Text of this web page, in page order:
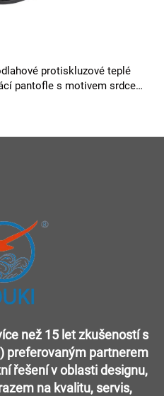
protiskluzové teplé
pantofle s motivem srdce a
než 15 let zkušeností s
preferovaným partnerem
řešení v oblasti designu,
na kvalitu, servis,